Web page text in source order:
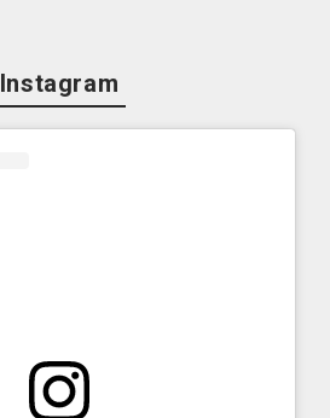
Instagram